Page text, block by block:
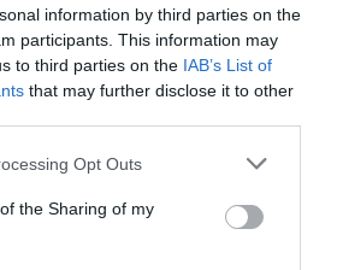
information by third parties on the
participants. This information may
to third parties on the IAB’s List of
that may further disclose it to other
app uses one or more Google
or usage behaviour. You may click to
to Google and its third-party tags to
specified purposes in below Google
Opt Outs
the Sharing of my
Falls Off After The First